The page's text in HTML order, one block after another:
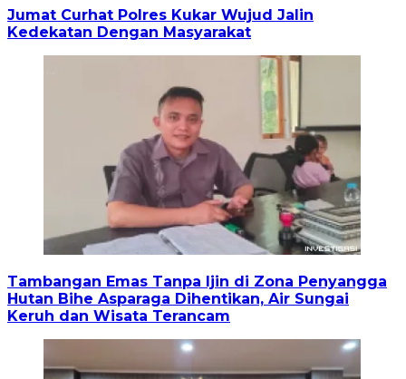
Jumat Curhat Polres Kukar Wujud Jalin
Kedekatan Dengan Masyarakat
Tambangan Emas Tanpa Ijin di Zona Penyangga
Hutan Bihe Asparaga Dihentikan, Air Sungai
Keruh dan Wisata Terancam